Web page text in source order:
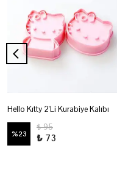
Hello Kıtty 2'Li Kurabiye Kalıbı
%23
₺ 95
₺ 73